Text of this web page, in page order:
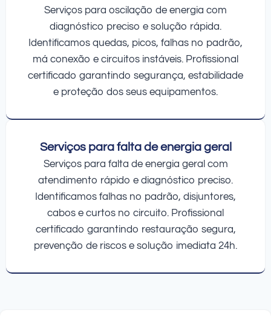
Serviços para oscilação de energia com
diagnóstico preciso e solução rápida.
Identificamos quedas, picos, falhas no padrão,
má conexão e circuitos instáveis. Profissional
certificado garantindo segurança, estabilidade
e proteção dos seus equipamentos.
Serviços para falta de energia geral
Serviços para falta de energia geral com
atendimento rápido e diagnóstico preciso.
Identificamos falhas no padrão, disjuntores,
cabos e curtos no circuito. Profissional
certificado garantindo restauração segura,
prevenção de riscos e solução imediata 24h.